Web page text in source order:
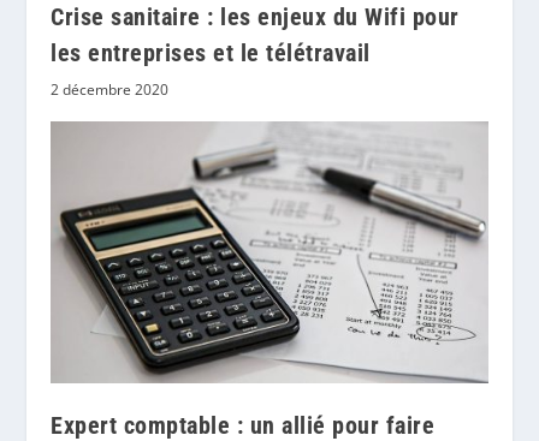
Crise sanitaire : les enjeux du Wifi pour
les entreprises et le télétravail
2 décembre 2020
Expert comptable : un allié pour faire